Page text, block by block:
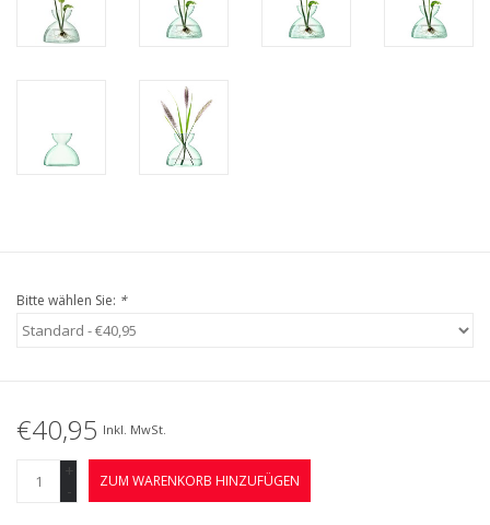
Bitte wählen Sie: *
€40,95 Inkl. MwSt.
+
-
ZUM WARENKORB HINZUFÜGEN